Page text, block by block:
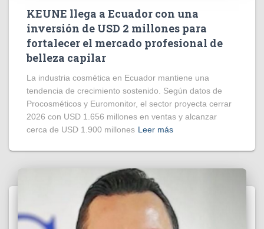
KEUNE llega a Ecuador con una
inversión de USD 2 millones para
fortalecer el mercado profesional de
belleza capilar
La industria cosmética en Ecuador mantiene una
tendencia de crecimiento sostenido. Según datos de
Procosméticos y Euromonitor, el sector proyecta cerrar
2026 con USD 1.656 millones en ventas y alcanzar
cerca de USD 1.900 millones Leer más